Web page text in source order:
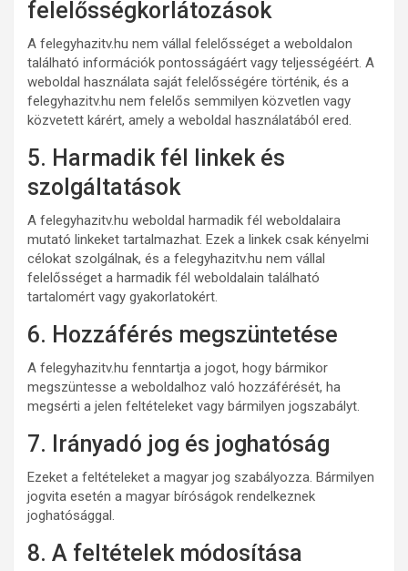
felelősségkorlátozások
A felegyhazitv.hu nem vállal felelősséget a weboldalon
található információk pontosságáért vagy teljességéért. A
weboldal használata saját felelősségére történik, és a
felegyhazitv.hu nem felelős semmilyen közvetlen vagy
közvetett kárért, amely a weboldal használatából ered.
5. Harmadik fél linkek és
szolgáltatások
A felegyhazitv.hu weboldal harmadik fél weboldalaira
mutató linkeket tartalmazhat. Ezek a linkek csak kényelmi
célokat szolgálnak, és a felegyhazitv.hu nem vállal
felelősséget a harmadik fél weboldalain található
tartalomért vagy gyakorlatokért.
6. Hozzáférés megszüntetése
A felegyhazitv.hu fenntartja a jogot, hogy bármikor
megszüntesse a weboldalhoz való hozzáférését, ha
megsérti a jelen feltételeket vagy bármilyen jogszabályt.
7. Irányadó jog és joghatóság
Ezeket a feltételeket a magyar jog szabályozza. Bármilyen
jogvita esetén a magyar bíróságok rendelkeznek
joghatósággal.
8. A feltételek módosítása